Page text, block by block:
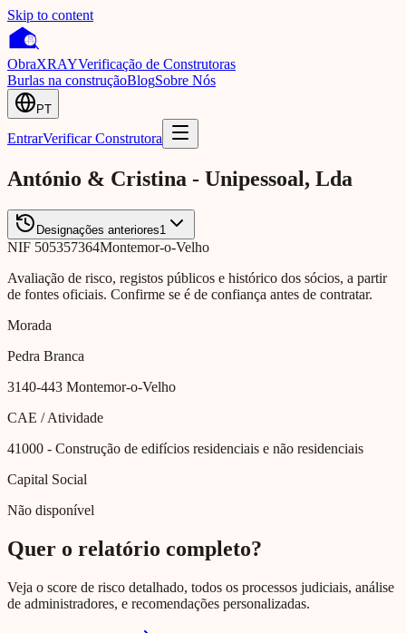
Skip to content
ObraXRAYVerificação de Construtoras
Burlas na construçãoBlogSobre Nós
PT
EntrarVerificar Construtora
António & Cristina - Unipessoal, Lda
Designações anteriores1
NIF 505357364Montemor-o-Velho
Avaliação de risco, registos públicos e histórico dos sócios, a partir
de fontes oficiais. Confirme se é de confiança antes de contratar.
Morada
Pedra Branca
3140-443 Montemor-o-Velho
CAE / Atividade
41000 - Construção de edifícios residenciais e não residenciais
Capital Social
Não disponível
Quer o relatório completo?
Veja o score de risco detalhado, todos os processos judiciais, análise
de administradores, e recomendações personalizadas.